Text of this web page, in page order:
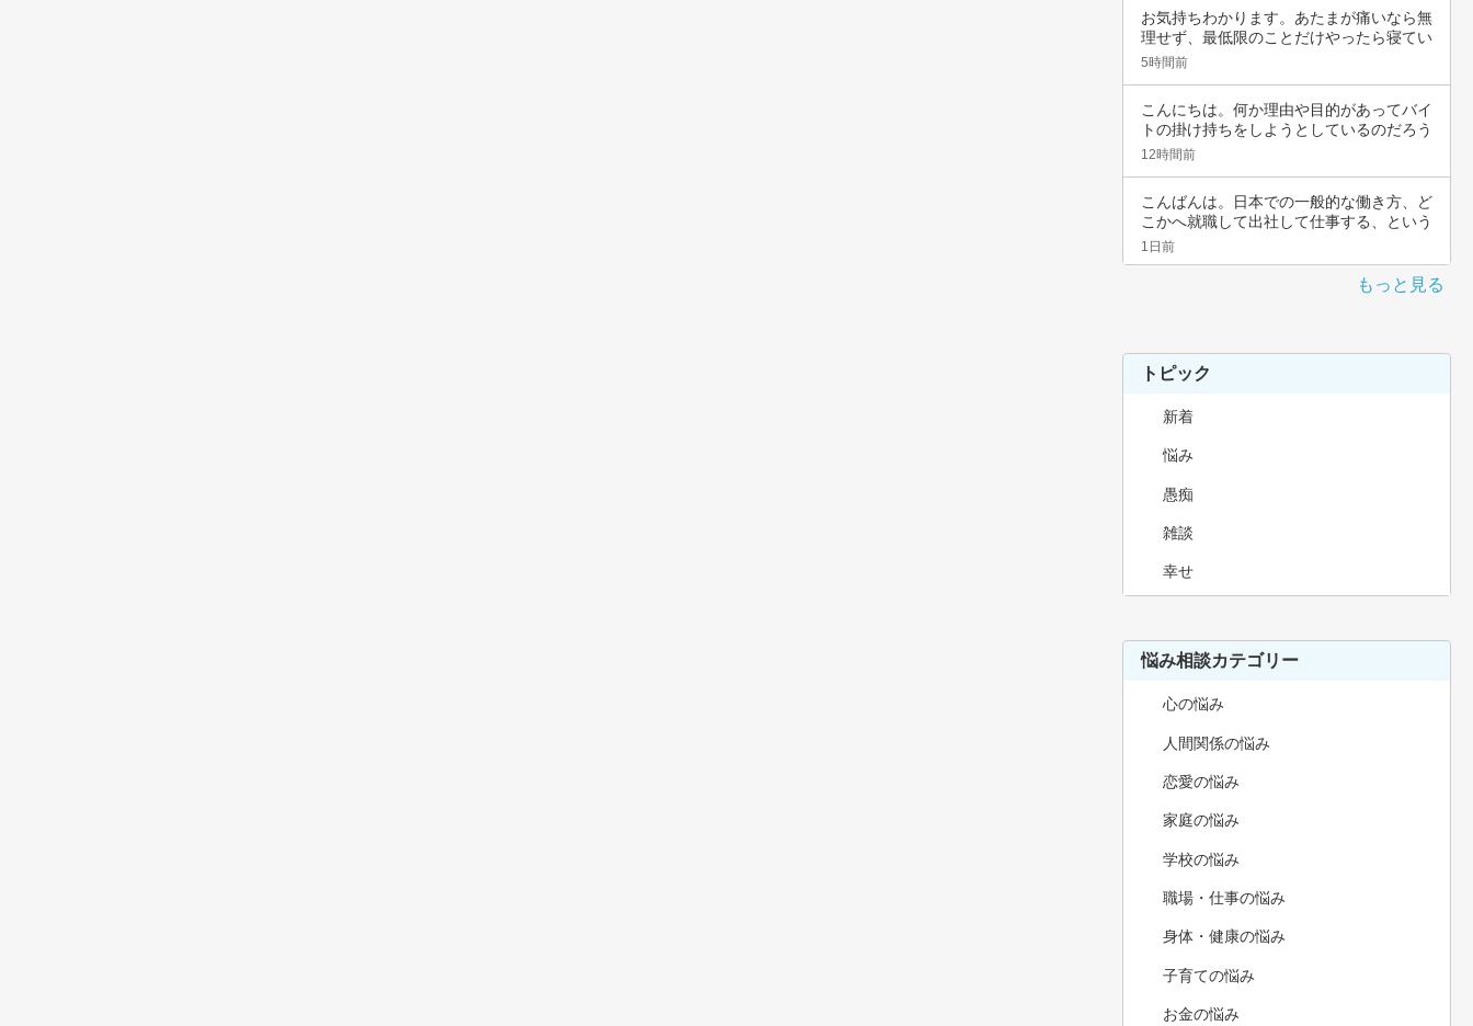
お気持ちわかります。あたまが痛いなら無
理せず、最低限のことだけやったら寝てい
いんじゃ…
5時間前
こんにちは。何か理由や目的があってバイ
トの掛け持ちをしようとしているのだろう
と思いま…
12時間前
こんばんは。日本での一般的な働き方、ど
こかへ就職して出社して仕事する、という
職種では…
1日前
もっと見る
トピック
新着
悩み
愚痴
雑談
幸せ
悩み相談カテゴリー
心の悩み
人間関係の悩み
恋愛の悩み
家庭の悩み
学校の悩み
職場・仕事の悩み
身体・健康の悩み
子育ての悩み
お金の悩み